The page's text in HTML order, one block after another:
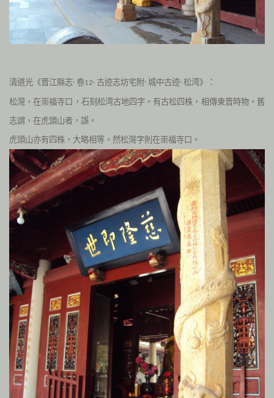
清道光《晋江縣志· 卷12· 古迹志坊宅附· 城中古迹· 松湾》：
松灣，在崇福寺口，石刻松湾古地四字。有古松四株，相傳東晋時物。舊
志謂，在虎頭山者，誤。
虎頭山亦有四株，大略相等。然松灣字則在崇福寺口。